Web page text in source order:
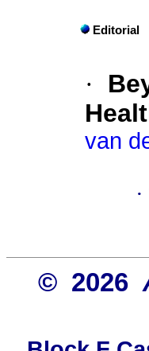
Editorial
·
van
·
© 2026